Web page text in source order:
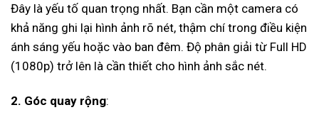
Đây là yếu tố quan trọng nhất. Bạn cần một camera có
khả năng ghi lại hình ảnh rõ nét, thậm chí trong điều kiện
ánh sáng yếu hoặc vào ban đêm. Độ phân giải từ Full HD
(1080p) trở lên là cần thiết cho hình ảnh sắc nét.
2. Góc quay rộng: